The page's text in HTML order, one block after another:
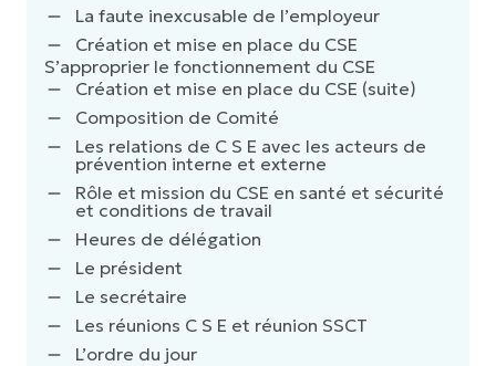
La faute inexcusable de l’employeur
Création et mise en place du CSE
S’approprier le fonctionnement du CSE
Création et mise en place du CSE (suite)
Composition de Comité
Les relations de C S E avec les acteurs de
prévention interne et externe
Rôle et mission du CSE en santé et sécurité
et conditions de travail
Heures de délégation
Le président
Le secrétaire
Les réunions C S E et réunion SSCT
L’ordre du jour